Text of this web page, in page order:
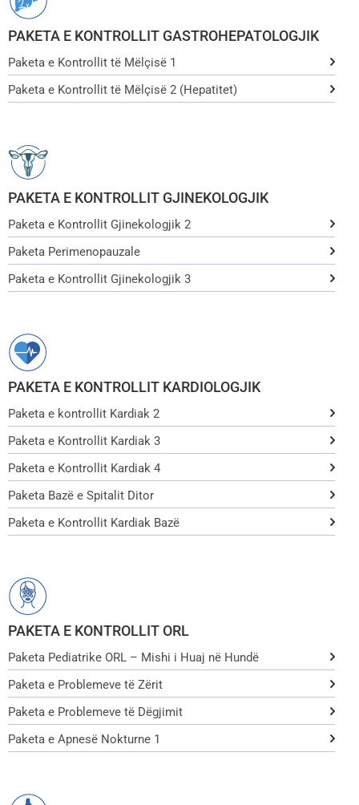
PAKETA E KONTROLLIT GASTROHEPATOLOGJIK
Paketa e Kontrollit të Mëlçisë 1
Paketa e Kontrollit të Mëlçisë 2 (Hepatitet)
PAKETA E KONTROLLIT GJINEKOLOGJIK
Paketa e Kontrollit Gjinekologjik 2
Paketa Perimenopauzale
Paketa e Kontrollit Gjinekologjik 3
PAKETA E KONTROLLIT KARDIOLOGJIK
Paketa e kontrollit Kardiak 2
Paketa e Kontrollit Kardiak 3
Paketa e Kontrollit Kardiak 4
Paketa Bazë e Spitalit Ditor
Paketa e Kontrollit Kardiak Bazë
PAKETA E KONTROLLIT ORL
Paketa Pediatrike ORL – Mishi i Huaj në Hundë
Paketa e Problemeve të Zërit
Paketa e Problemeve të Dëgjimit
Paketa e Apnesë Nokturne 1